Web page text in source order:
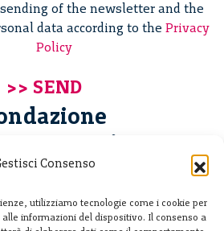
Consenso
utilizziamo tecnologie come i cookie per
informazioni del dispositivo. Il consenso a
of the newsletter and the
data according to the Privacy
Policy
Bassetti ETS
Milano - Italia